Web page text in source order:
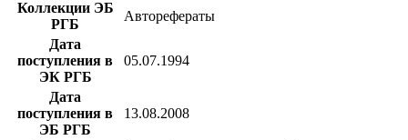
Коллекции ЭБ
РГБ
Авторефераты
Дата
поступления в
ЭК РГБ
05.07.1994
Дата
поступления в
ЭБ РГБ
13.08.2008